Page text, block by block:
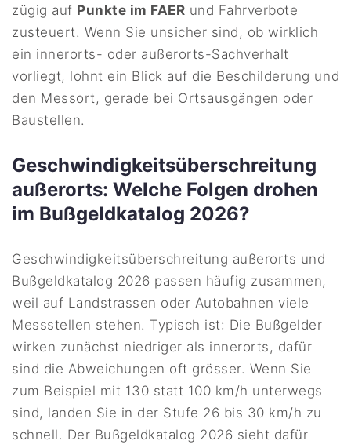
zügig auf Punkte im FAER und Fahrverbote
zusteuert. Wenn Sie unsicher sind, ob wirklich
ein innerorts- oder außerorts-Sachverhalt
vorliegt, lohnt ein Blick auf die Beschilderung und
den Messort, gerade bei Ortsausgängen oder
Baustellen.
Geschwindigkeitsüberschreitung
außerorts: Welche Folgen drohen
im Bußgeldkatalog 2026?
Geschwindigkeitsüberschreitung außerorts und
Bußgeldkatalog 2026 passen häufig zusammen,
weil auf Landstrassen oder Autobahnen viele
Messstellen stehen. Typisch ist: Die Bußgelder
wirken zunächst niedriger als innerorts, dafür
sind die Abweichungen oft grösser. Wenn Sie
zum Beispiel mit 130 statt 100 km/h unterwegs
sind, landen Sie in der Stufe 26 bis 30 km/h zu
schnell. Der Bußgeldkatalog 2026 sieht dafür